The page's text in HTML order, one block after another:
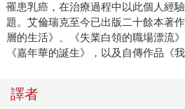
罹患乳癌，在治療過程中以此個人經
題。艾倫瑞克至今已出版二十餘本著
層的生活》、《失業白領的職場漂流
《嘉年華的誕生》，以及自傳作品《
譯者